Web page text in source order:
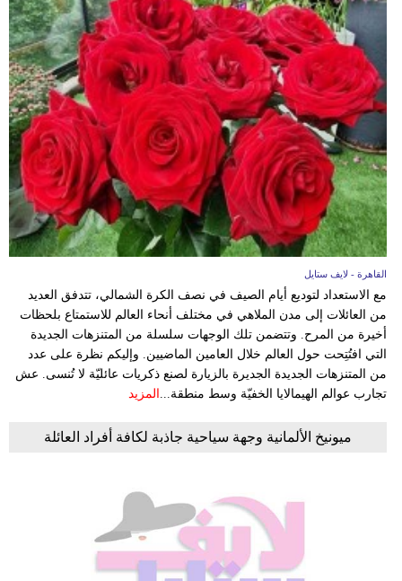
القاهرة - لايف ستايل
مع الاستعداد لتوديع أيام الصيف في نصف الكرة الشمالي، تتدفق العديد
من العائلات إلى مدن الملاهي في مختلف أنحاء العالم للاستمتاع بلحظات
أخيرة من المرح. وتتضمن تلك الوجهات سلسلة من المتنزهات الجديدة
التي افتُتِحت حول العالم خلال العامين الماضيين. وإليكم نظرة على عدد
من المتنزهات الجديدة الجديرة بالزيارة لصنع ذكريات عائليّة لا تُنسى. عش
تجارب عوالم الهيمالايا الخفيّة وسط منطقة... المزيد
ميونيخ الألمانية وجهة سياحية جاذبة لكافة أفراد العائلة